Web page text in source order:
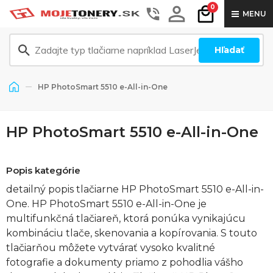
0
MENU
Hľadať
HP PhotoSmart 5510 e-All-in-One
HP PhotoSmart 5510 e-All-in-One
Popis kategórie
detailný popis tlačiarne HP PhotoSmart 5510 e-All-in-
One. HP PhotoSmart 5510 e-All-in-One je
multifunkčná tlačiareň, ktorá ponúka vynikajúcu
kombináciu tlače, skenovania a kopírovania. S touto
tlačiarňou môžete vytvárať vysoko kvalitné
fotografie a dokumenty priamo z pohodlia vášho